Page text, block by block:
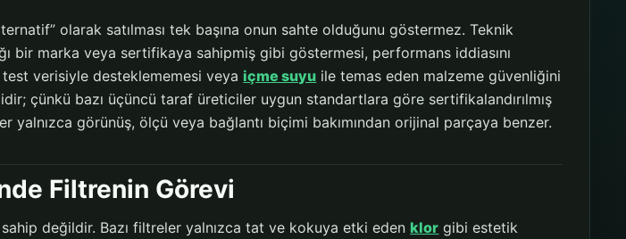
olarak satılması tek başına onun sahte olduğunu göstermez. Teknik
bir marka veya sertifikaya sahipmiş gibi göstermesi, performans iddiasını
verisiyle desteklememesi veya içme suyu ile temas eden malzeme güvenliğini
çünkü bazı üçüncü taraf üreticiler uygun standartlara göre sertifikalandırılmış
yalnızca görünüş, ölçü veya bağlantı biçimi bakımından orijinal parçaya benzer.
Filtrenin Görevi
değildir. Bazı filtreler yalnızca tat ve kokuya etki eden klor gibi estetik